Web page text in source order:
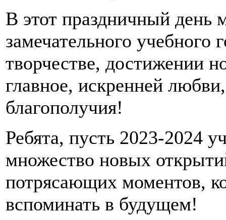
В этот праздничный день
замечательного учебного
творчестве, достижении
главное, искренней
благополучия!
Ребята, пусть 2023-2024
множество новых
потрясающих моментов,
вспоминать в будущем!